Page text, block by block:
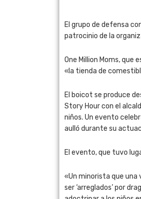
El grupo de defensa
patrocinio de la
One Million Moms,
«la tienda de
El boicot se produce
Story Hour con el
niños. Un evento
aulló durante su
El evento, que tuvo
«Un minorista que una
ser ‘arreglados’ por